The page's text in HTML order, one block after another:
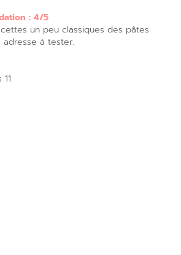
: 4/5
un peu classiques des pâtes
adresse à tester.